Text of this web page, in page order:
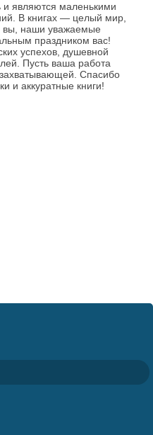
и являются маленькими
В книгах — целый мир,
вы, наши уважаемые
праздником вас!
успехов, душевной
Пусть ваша работа
захватывающей. Спасибо
и аккуратные книги!